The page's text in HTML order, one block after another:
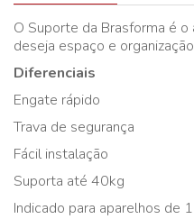
O Suporte da Brasforma é
deseja espaço e
Diferenciais
Engate rápido
Trava de segurança
Fácil instalação
Suporta até 40kg
Indicado para aparelhos de